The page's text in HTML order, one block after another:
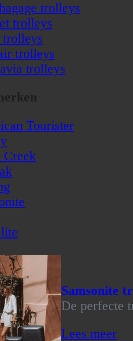
trolleys
trolleys
trolleys
trolleys
Tourister
Creek
Samsonite
De perfecte
Lees meer